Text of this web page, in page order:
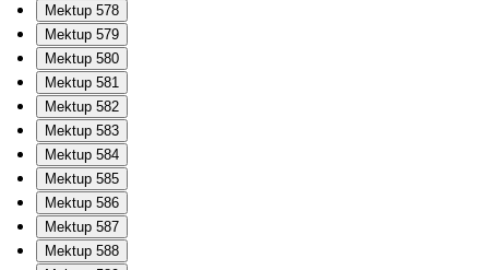
Mektup 578
Mektup 579
Mektup 580
Mektup 581
Mektup 582
Mektup 583
Mektup 584
Mektup 585
Mektup 586
Mektup 587
Mektup 588